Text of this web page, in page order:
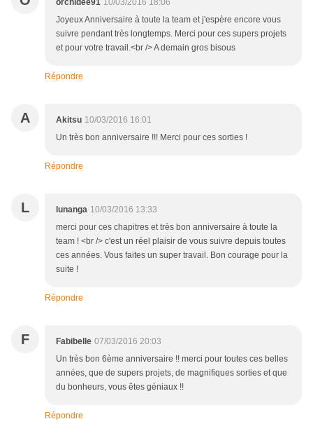
orchidee91 10/03/2016 18:06
Joyeux Anniversaire à toute la team et j'espère encore vous
suivre pendant très longtemps. Merci pour ces supers projets
et pour votre travail.<br /> A demain gros bisous
Répondre
A Akitsu 10/03/2016 16:01
Un très bon anniversaire !!! Merci pour ces sorties !
Répondre
L lunanga 10/03/2016 13:33
merci pour ces chapitres et très bon anniversaire à toute la
team ! <br /> c'est un réel plaisir de vous suivre depuis toutes
ces années. Vous faites un super travail. Bon courage pour la
suite !
Répondre
F Fabibelle 07/03/2016 20:03
Un très bon 6ème anniversaire !! merci pour toutes ces belles
années, que de supers projets, de magnifiques sorties et que
du bonheurs, vous êtes géniaux !!
Répondre